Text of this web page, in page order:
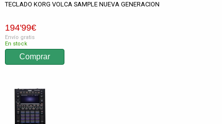
TECLADO KORG VOLCA SAMPLE NUEVA GENERACION
194'99€
Envío gratis
En stock